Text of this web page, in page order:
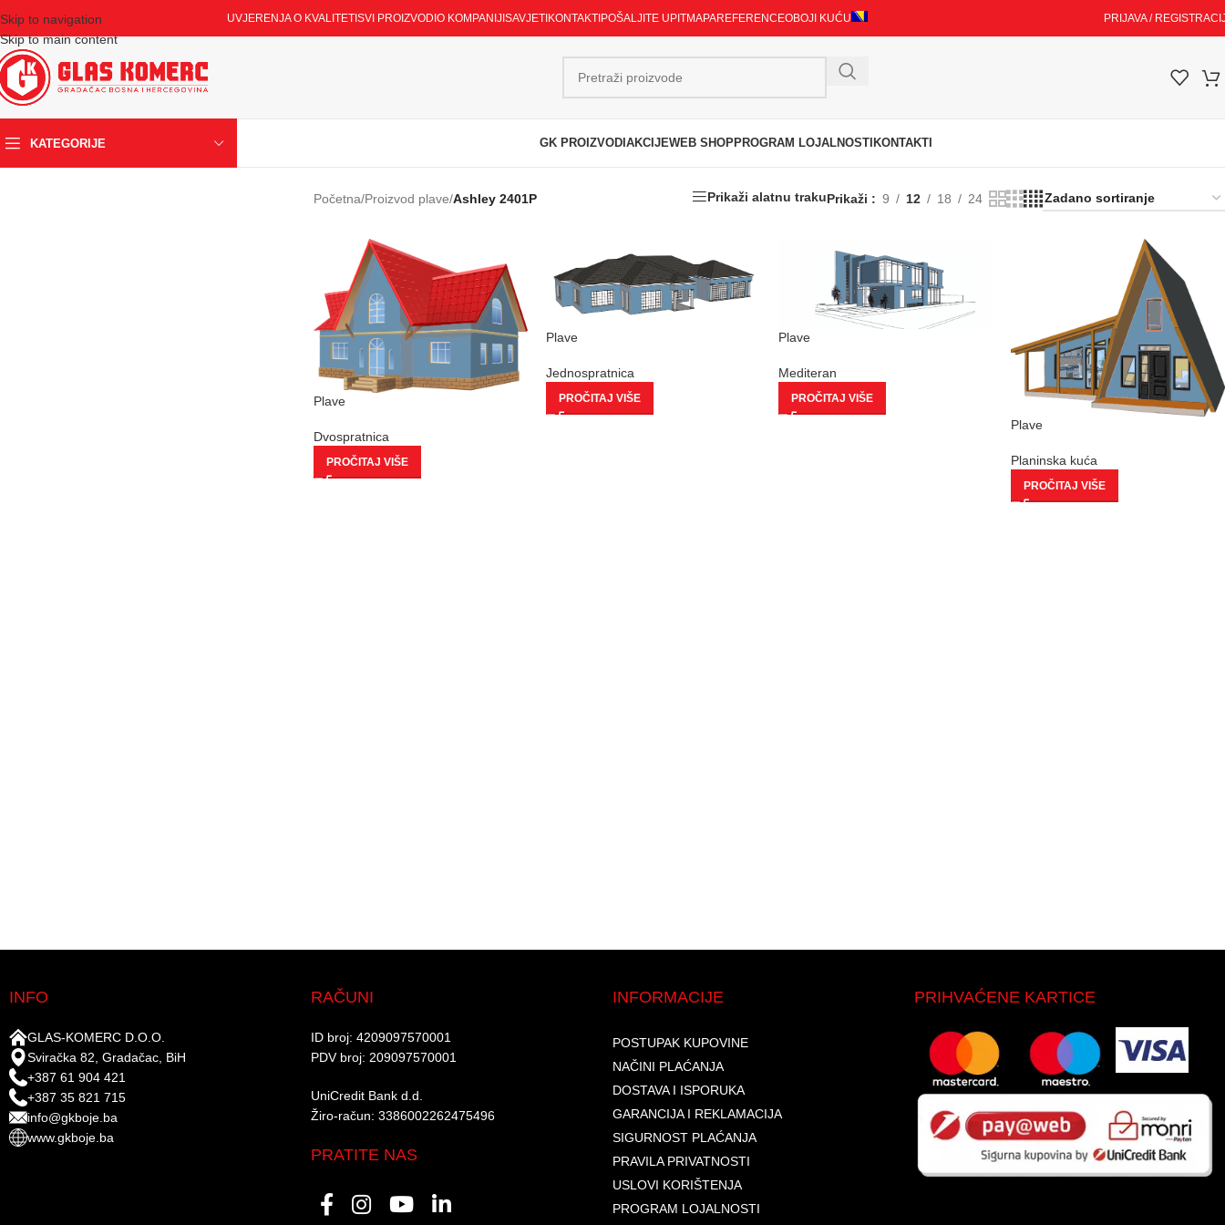
Skip to navigation
Skip to main content
UVJERENJA O KVALITETI SVI PROIZVODI O KOMPANIJI SAVJETI KONTAKTI POŠALJITE UPITMAPAREFERENCEOBOJI KUĆU PRIJAVA /
KATEGORIJE GK PROIZVODI AKCIJEWEB SHOPPROGRAM LOJALNOSTI KONTAKTI
Početna/Proizvod plave/Ashley 2401P Prikaži alatnu trakuPrikaži 9 12 18 24
Plave
Dvospratnica
PROČITAJ VIŠE
Plave
Jednospratnica
PROČITAJ VIŠE
Plave
Mediteran
PROČITAJ VIŠE
Plave
Planinska kuća
PROČITAJ VIŠE
INFO
GLAS-KOMERC D.O.O.
Sviračka 82, Gradačac, BiH
+387 61 904 421
+387 35 821 715
info@gkboje.ba
www.gkboje.ba
RAČUNI
ID broj: 4209097570001​
PDV broj: 209097570001 ​
UniCredit Bank d.d.​
Žiro-račun: 3386002262475496​​
PRATITE NAS
INFORMACIJE
POSTUPAK KUPOVINE
NAČINI PLAĆANJA
DOSTAVA I ISPORUKA
GARANCIJA I REKLAMACIJA
SIGURNOST PLAĆANJA
PRAVILA PRIVATNOSTI
USLOVI KORIŠTENJA
PROGRAM LOJALNOSTI
PRIHVAĆENE KARTICE